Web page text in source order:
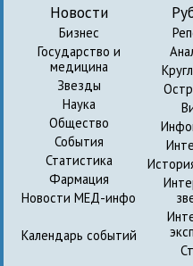
Новости
Бизнес
Государство и
медицина
Звезды
Наука
Общество
События
Статистика
Фармация
Новости МЕД-инфо
Календарь событий